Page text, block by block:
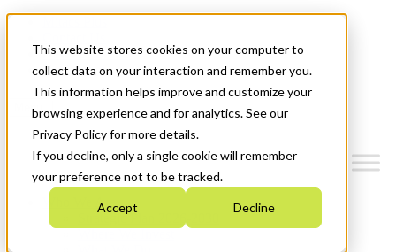
This website stores cookies on your computer to
collect data on your interaction and remember you.
This information helps improve and customize your
browsing experience and for analytics. See our
Privacy Policy for more details.
If you decline, only a single cookie will remember
your preference not to be tracked.
Accept Decline
News & Events
Get Started
Menu
Who We Are
Strategic Plan 2026-2030